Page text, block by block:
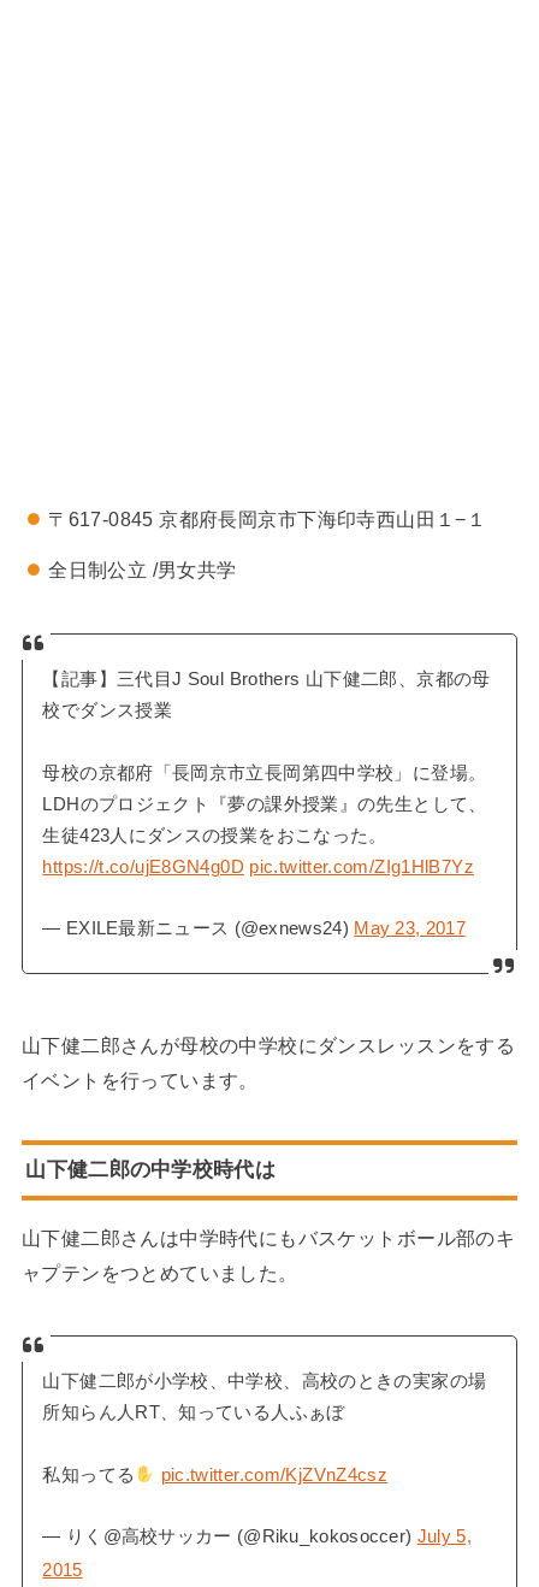
〒617-0845 京都府長岡京市下海印寺西山田１−１
全日制公立 /男女共学
【記事】三代目J Soul Brothers 山下健二郎、京都の母
校でダンス授業
母校の京都府「長岡京市立長岡第四中学校」に登場。
LDHのプロジェクト『夢の課外授業』の先生として、
生徒423人にダンスの授業をおこなった。
https://t.co/ujE8GN4g0D pic.twitter.com/ZIg1HlB7Yz
— EXILE最新ニュース (@exnews24) May 23, 2017
山下健二郎さんが母校の中学校にダンスレッスンをする
イベントを行っています。
山下健二郎の中学校時代は
山下健二郎さんは中学時代にもバスケットボール部のキ
ャプテンをつとめていました。
山下健二郎が小学校、中学校、高校のときの実家の場
所知らん人RT、知っている人ふぁぼ
私知ってる pic.twitter.com/KjZVnZ4csz
— りく@高校サッカー (@Riku_kokosoccer) July 5,
2015